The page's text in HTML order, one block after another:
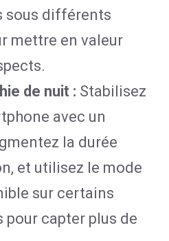
sous différents
mettre en valeur
de nuit : Stabilisez
avec un
la durée
et utilisez le mode
sur certains
pour capter plus de